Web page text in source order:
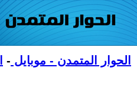
الحوار المتمدن - موبايل -